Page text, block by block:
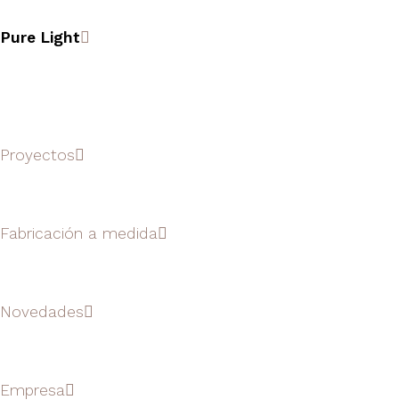
Pure Light
Proyectos
Fabricación a medida
Novedades
Empresa